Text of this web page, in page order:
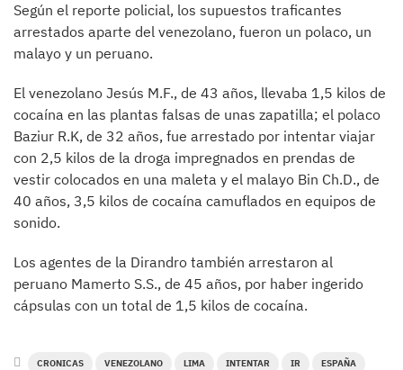
Según el reporte policial, los supuestos traficantes
arrestados aparte del venezolano, fueron un polaco, un
malayo y un peruano.
El venezolano Jesús M.F., de 43 años, llevaba 1,5 kilos de
cocaína en las plantas falsas de unas zapatilla; el polaco
Baziur R.K, de 32 años, fue arrestado por intentar viajar
con 2,5 kilos de la droga impregnados en prendas de
vestir colocados en una maleta y el malayo Bin Ch.D., de
40 años, 3,5 kilos de cocaína camuflados en equipos de
sonido.
Los agentes de la Dirandro también arrestaron al
peruano Mamerto S.S., de 45 años, por haber ingerido
cápsulas con un total de 1,5 kilos de cocaína.
CRONICAS VENEZOLANO LIMA INTENTAR IR ESPAÑA